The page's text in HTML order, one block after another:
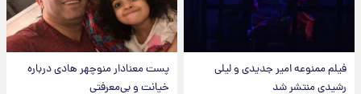
فیلم ممنوعه امیر جدیدی و لیلی
رشیدی منتشر شد
پست معنادار منوچهر هادی درباره
خیانت و بی‌معرفتی